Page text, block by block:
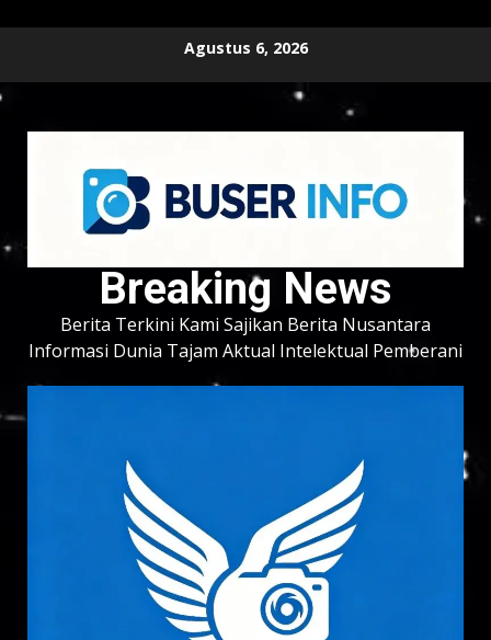
content
Agustus 6, 2026
Breaking News
Berita Terkini Kami Sajikan Berita Nusantara
Informasi Dunia Tajam Aktual Intelektual Pemberani